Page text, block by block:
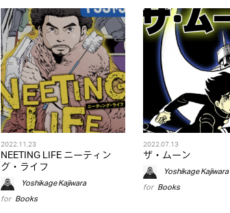
2022.11.23
NEETING LIFE ニーティン
グ・ライフ
Yoshikage Kajiwara
for Books
2022.07.13
ザ・ムーン
Yoshikage Kajiwara
for Books